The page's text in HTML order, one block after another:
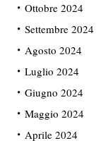
Ottobre 2024
Settembre 2024
Agosto 2024
Luglio 2024
Giugno 2024
Maggio 2024
Aprile 2024